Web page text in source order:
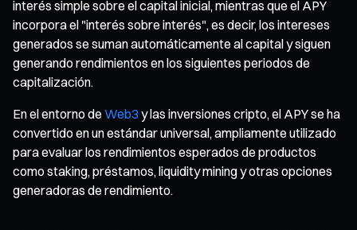
interés simple sobre el capital inicial, mientras que el APY
incorpora el "interés sobre interés", es decir, los intereses
generados se suman automáticamente al capital y siguen
generando rendimientos en los siguientes periodos de
capitalización.
En el entorno de Web3 y las inversiones cripto, el APY se ha
convertido en un estándar universal, ampliamente utilizado
para evaluar los rendimientos esperados de productos
como staking, préstamos, liquidity mining y otras opciones
generadoras de rendimiento.